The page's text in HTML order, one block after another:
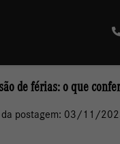
de férias: o que
da postagem: 03/11/